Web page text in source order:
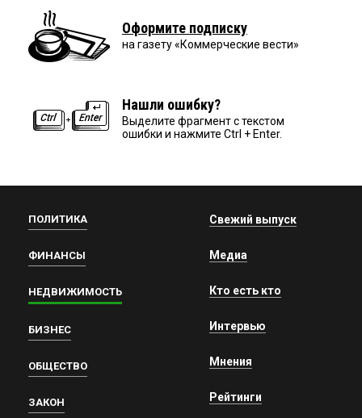
Оформите подписку
на газету «Коммерческие вести»
Нашли ошибку?
Выделите фрагмент с текстом
ошибки и нажмите Ctrl + Enter.
ПОЛИТИКА
ФИНАНСЫ
НЕДВИЖИМОСТЬ
БИЗНЕС
ОБЩЕСТВО
ЗАКОН
Свежий выпуск
Медиа
Кто есть кто
Интервью
Мнения
Рейтинги